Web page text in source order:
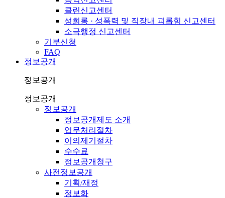
클린신고센터
성희롱 · 성폭력 및 직장내 괴롭힘 신고센터
소극행정 신고센터
기부신청
FAQ
정보공개
정보공개
정보공개
정보공개
정보공개제도 소개
업무처리절차
이의제기절차
수수료
정보공개청구
사전정보공개
기획/재정
정보화